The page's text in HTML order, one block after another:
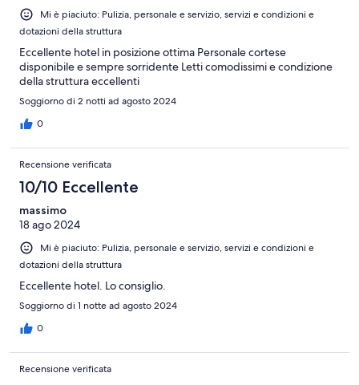
Mi è piaciuto: Pulizia, personale e servizio, servizi e condizioni e
dotazioni della struttura
Eccellente hotel in posizione ottima Personale cortese
disponibile e sempre sorridente Letti comodissimi e condizione
della struttura eccellenti
Soggiorno di 2 notti ad agosto 2024
0
Recensione verificata
10/10 Eccellente
massimo
18 ago 2024
Mi è piaciuto: Pulizia, personale e servizio, servizi e condizioni e
dotazioni della struttura
Eccellente hotel. Lo consiglio.
Soggiorno di 1 notte ad agosto 2024
0
Recensione verificata